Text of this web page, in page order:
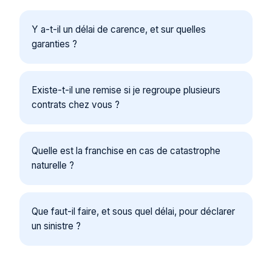
Y a-t-il un délai de carence, et sur quelles
garanties ?
Existe-t-il une remise si je regroupe plusieurs
contrats chez vous ?
Quelle est la franchise en cas de catastrophe
naturelle ?
Que faut-il faire, et sous quel délai, pour déclarer
un sinistre ?